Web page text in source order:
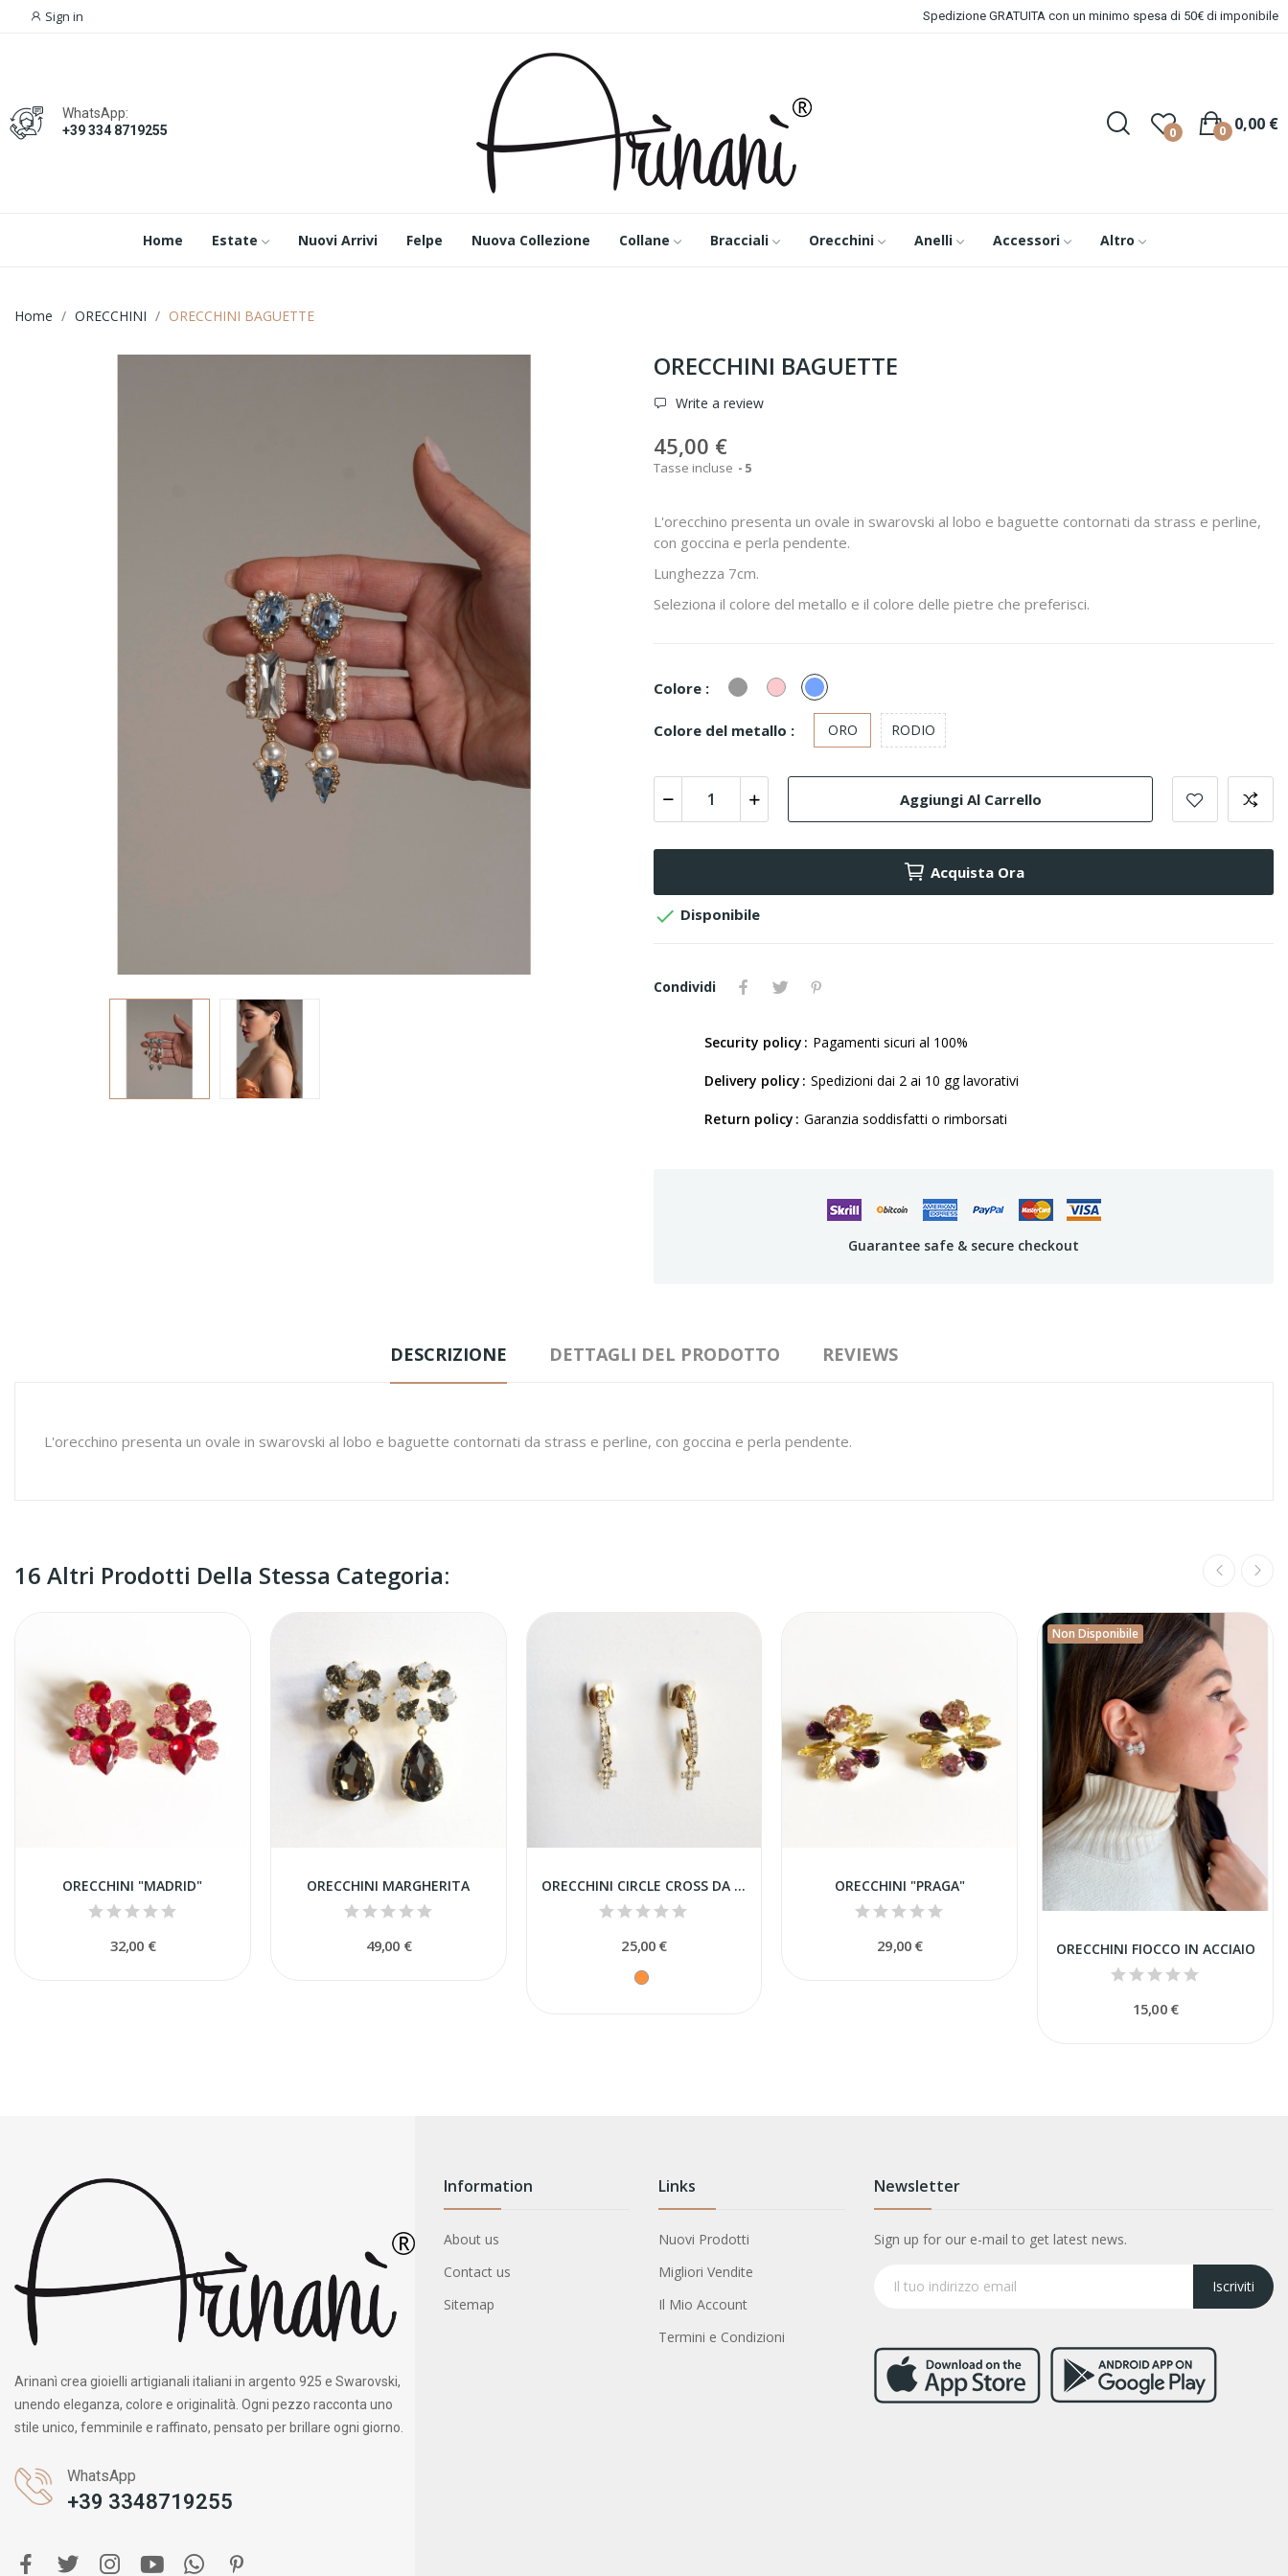
Sign in Spedizione GRATUITA con un minimo spesa di 50€ di imponibile
WhatsApp:
+39 334 8719255
0 0,00 €
0
Home Estate Nuovi Arrivi Felpe Nuova Collezione Collane Bracciali Orecchini Anelli Accessori Altro
Home ORECCHINI ORECCHINI BAGUETTE
ORECCHINI BAGUETTE
Write a review
45,00 €
Tasse incluse 5
L'orecchino presenta un ovale in swarovski al lobo e baguette contornati da strass e perline,
con goccina e perla pendente.
Lunghezza 7cm.
Seleziona il colore del metallo e il colore delle pietre che preferisci.
Colore : GrigioRosa Azzurro
polvere
Colore del metallo : ORO RODIO
Aggiungi Al Carrello
Acquista Ora
 Disponibile
Condividi
Security policy Pagamenti sicuri al 100%
Delivery policy Spedizioni dai 2 ai 10 gg lavorativi
Return policy Garanzia soddisfatti o rimborsati
Guarantee safe & secure checkout
DESCRIZIONE DETTAGLI DEL PRODOTTO REVIEWS
L'orecchino presenta un ovale in swarovski al lobo e baguette contornati da strass e perline, con goccina e perla pendente.
16 Altri Prodotti Della Stessa Categoria:
ORECCHINI "MADRID"
32,00 €
ORECCHINI MARGHERITA
49,00 €
ORECCHINI CIRCLE CROSS DA 2CM
25,00 €
ORECCHINI "PRAGA"
29,00 €
Non Disponibile
ORECCHINI FIOCCO IN ACCIAIO
15,00 €
Arinanì crea gioielli artigianali italiani in argento 925 e Swarovski,
unendo eleganza, colore e originalità. Ogni pezzo racconta uno
stile unico, femminile e raffinato, pensato per brillare ogni giorno.
WhatsApp
+39 3348719255
Information
About us
Contact us
Sitemap
Links
Nuovi Prodotti
Migliori Vendite
Il Mio Account
Termini e Condizioni
Newsletter
Sign up for our e-mail to get latest news.
Iscriviti